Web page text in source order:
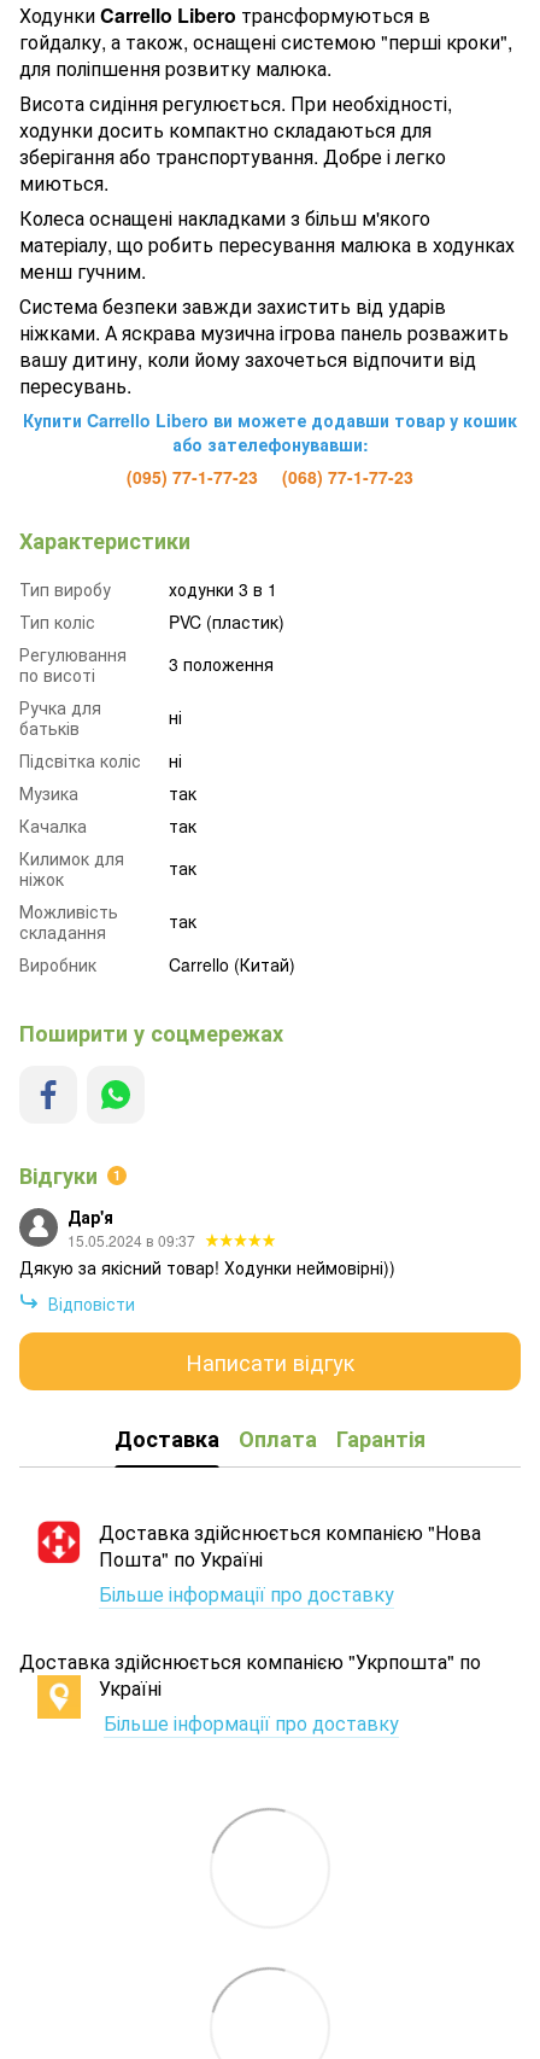
ХодункиCarrello Libero трансформуються в
гойдалку, а також, оснащені системою "перші кроки",
для поліпшення розвитку малюка.
Висота сидіння регулюється. При необхідності,
ходунки досить компактно складаються для
зберігання або транспортування. Добре і легко
миються.
Колеса оснащені накладками з більш м'якого
матеріалу, що робить пересування малюка в ходунках
менш гучним.
Система безпеки завжди захистить від ударів
ніжками. А яскрава музична ігрова панель розважить
вашу дитину, коли йому захочеться відпочити від
пересувань.
Купити Carrello Libero ви можете додавши товар у кошик
або зателефонувавши:
(095) 77-1-77-23 (068) 77-1-77-23
Характеристики
Тип виробу
ходунки 3 в 1
Тип коліс
PVC (пластик)
Регулювання
по висоті
3 положення
Ручка для
батьків
ні
Підсвітка коліс
ні
Музика
так
Качалка
так
Килимок для
ніжок
так
Можливість
складання
так
Виробник
Carrello (Китай)
Поширити у соцмережах
Відгуки 1
Дар'я
15.05.2024 в 09:37
Дякую за якісний товар! Ходунки неймовірні))
Відповісти
Написати відгук
Доставка Оплата Гарантія
Доставка здійснюється компанією "Нова
Пошта" по Україні
Більше інформації про доставку
Доставка здійснюється компанією "Укрпошта" по
Україні
Більше інформації про доставку